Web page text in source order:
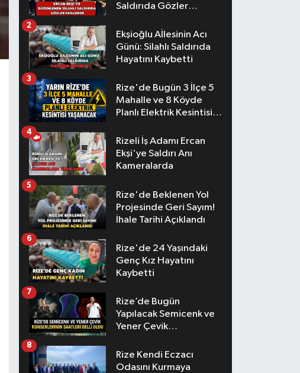
Saldırıda Gözler
Ekşioğlu Aİlesinin Acı
Günü: Silahlı Saldırıda
Hayatını Kaybetti
2
Rize'de Bugün 3 İlçe 5
Mahalle ve 8 Köyde
Planlı Elektrik Kesintisi
3
Rizeli İş Adamı Ercan
Ekşi'ye Saldırı Anı
Kameralarda
4
Rize'de Beklenen Yol
Projesinde Geri Sayım!
İhale Tarihi Açıklandı
5
Rize'de 24 Yaşındaki
Genç Kız Hayatını
Kaybetti
6
Rize’de Bugün
Yapılacak Semicenk ve
Yener Çevik
Belli Oldu
7
Rize Kendi Eczacı
Odasını Kurmaya
8